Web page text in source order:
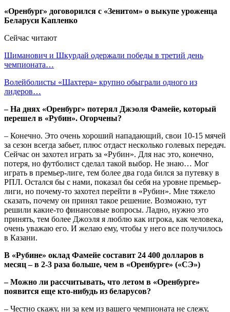
«Оренбург» договорился с «Зенитом» о выкупе уроженца
Беларуси Капленко
Сейчас читают
Шиманович и Шкурдай одержали победы в третий день
чемпионата…
Волейболисты «Шахтера» крупно обыграли одного из
лидеров…
– На днях «Оренбург» потерял Джэоля Фамейе, который
перешел в «Рубин». Огорчены?
– Конечно. Это очень хороший нападающий, свои 10-15 мячей
за сезон всегда забьет, плюс отдаст несколько голевых передач.
Сейчас он захотел играть за «Рубин». Для нас это, конечно,
потеря, но футболист сделал такой выбор. Не знаю… Мог
играть в премьер-лиге, тем более два года бился за путевку в
РПЛ. Остался бы с нами, показал бы себя на уровне премьер-
лиги, но почему-то захотел перейти в «Рубин». Мне тяжело
сказать, почему он принял такое решение. Возможно, тут
решили какие-то финансовые вопросы. Ладно, нужно это
принять, тем более Джоэля я люблю как игрока, как человека,
очень уважаю его. И желаю ему, чтобы у него все получилось
в Казани.
В «Рубине» оклад Фамейе составит 24 400 долларов в
месяц – в 2-3 раза больше, чем в «Оренбурге» («СЭ»)
– Можно ли рассчитывать, что летом в «Оренбурге»
появится еще кто-нибудь из беларусов?
– Честно скажу, ни за кем из вашего чемпионата не слежу,